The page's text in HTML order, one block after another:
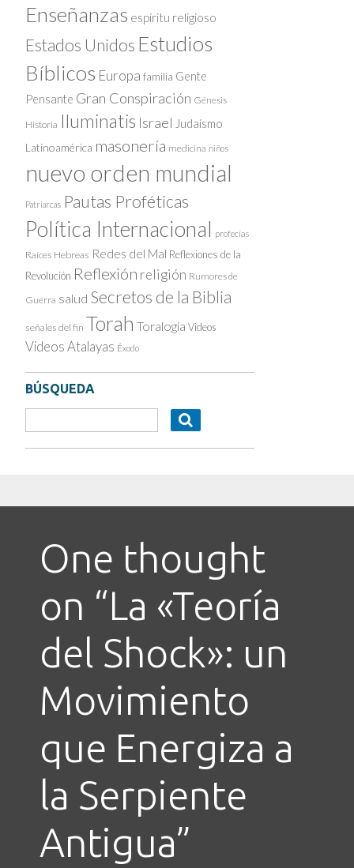
Enseñanzas espíritu religioso
Estados Unidos Estudios
Bíblicos Europa familia Gente
Pensante Gran Conspiración Génesis
Historia Iluminatis Israel Judaísmo
Latinoamérica masonería medicina niños
nuevo orden mundial
Patriarcas Pautas Proféticas
Política Internacional profecías
Raíces Hebreas Redes del Mal Reflexiones de la
Revolución Reflexión religión Rumores de
Guerra salud Secretos de la Biblia
señales del fin Torah Toralogía Videos
Videos Atalayas Éxodo
BÚSQUEDA
One thought
on “La «Teoría
del Shock»: un
Movimiento
que Energiza a
la Serpiente
Antigua”